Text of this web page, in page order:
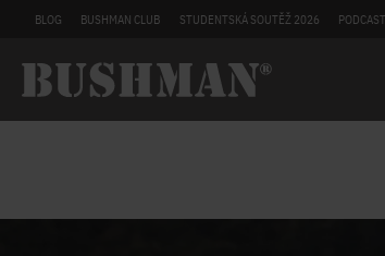
BLOG BUSHMAN CLUB STUDENTSKÁ SOUTĚŽ 2026 PODCAST